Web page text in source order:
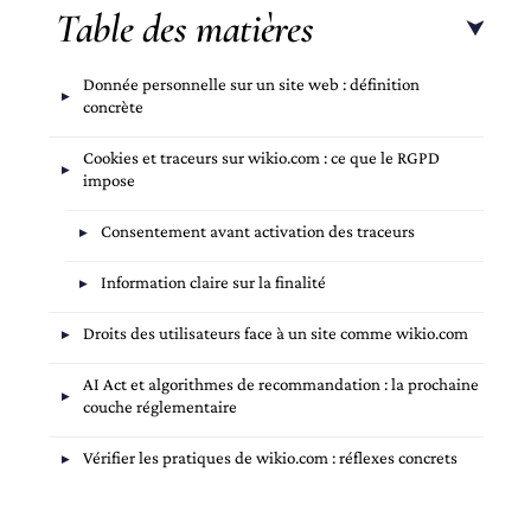
Table des matières
Donnée personnelle sur un site web : définition
concrète
Cookies et traceurs sur wikio.com : ce que le RGPD
impose
Consentement avant activation des traceurs
Information claire sur la finalité
Droits des utilisateurs face à un site comme wikio.com
AI Act et algorithmes de recommandation : la prochaine
couche réglementaire
Vérifier les pratiques de wikio.com : réflexes concrets